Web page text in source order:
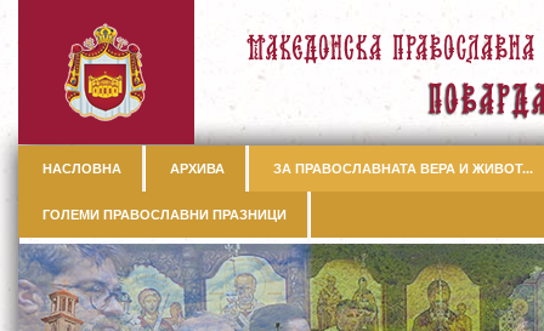
НАСЛОВНА АРХИВА ЗА ПРАВОСЛАВНАТА ВЕРА И ЖИВОТ...
ГОЛЕМИ ПРАВОСЛАВНИ ПРАЗНИЦИ